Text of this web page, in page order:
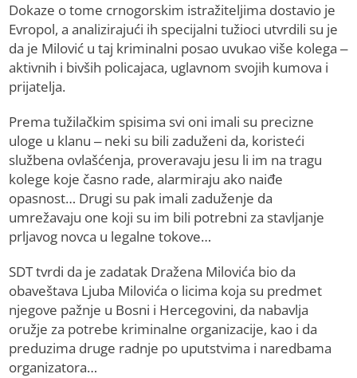
Dokaze o tome crnogorskim istražiteljima dostavio je
Evropol, a analizirajući ih specijalni tužioci utvrdili su je
da je Milović u taj kriminalni posao uvukao više kolega –
aktivnih i bivših policajaca, uglavnom svojih kumova i
prijatelja.
Prema tužilačkim spisima svi oni imali su precizne
uloge u klanu – neki su bili zaduženi da, koristeći
službena ovlašćenja, proveravaju jesu li im na tragu
kolege koje časno rade, alarmiraju ako naiđe
opasnost… Drugi su pak imali zaduženje da
umrežavaju one koji su im bili potrebni za stavljanje
prljavog novca u legalne tokove…
SDT tvrdi da je zadatak Dražena Milovića bio da
obaveštava Ljuba Milovića o licima koja su predmet
njegove pažnje u Bosni i Hercegovini, da nabavlja
oružje za potrebe kriminalne organizacije, kao i da
preduzima druge radnje po uputstvima i naredbama
organizatora…